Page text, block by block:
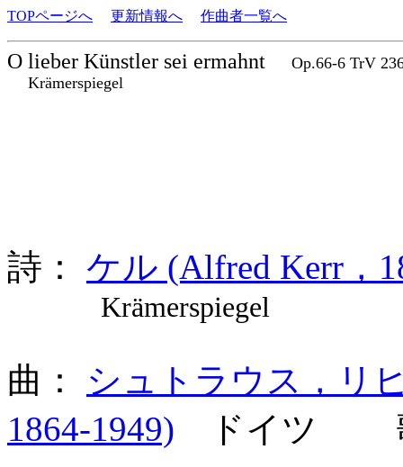
TOPページへ 更新情報へ 作曲者一覧へ
O lieber Künstler sei ermahnt
Op.66-6 TrV
Krämerspiegel
詩： ケル (Alfred Kerr，
Krämerspiegel
曲： シュトラウス，リ
1864-1949) ドイツ 歌